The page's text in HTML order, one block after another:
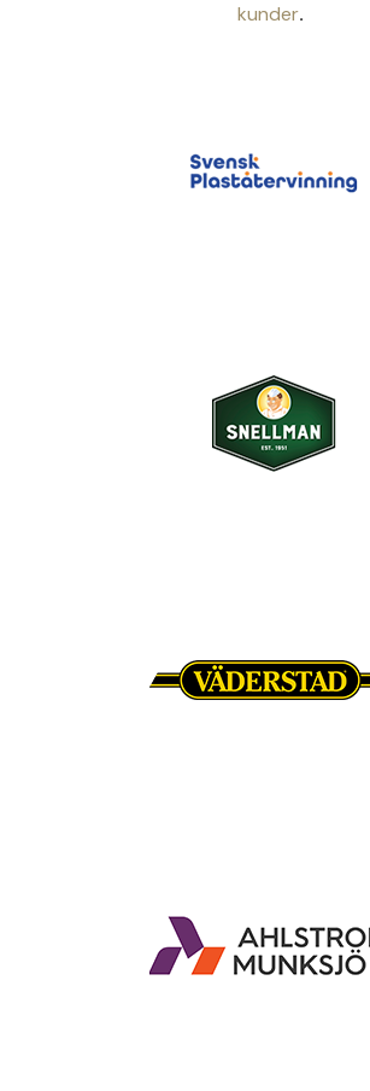
kunder.